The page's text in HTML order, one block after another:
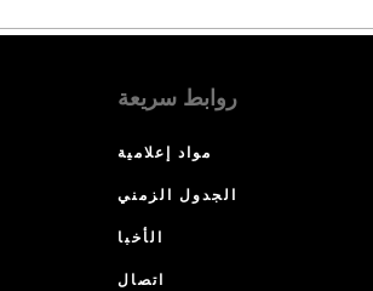
روابط سريعة
مواد إعلامية
الجدول الزمني
الأخبا
اتصال